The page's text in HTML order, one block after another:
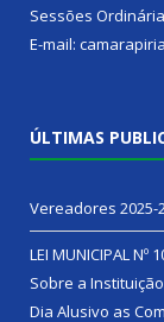
Sessões
E-mail:
ÚLTIMAS
Vereadores 2025-
LEI MUNICIPAL Nº
Sobre a
Dia Alusivo as